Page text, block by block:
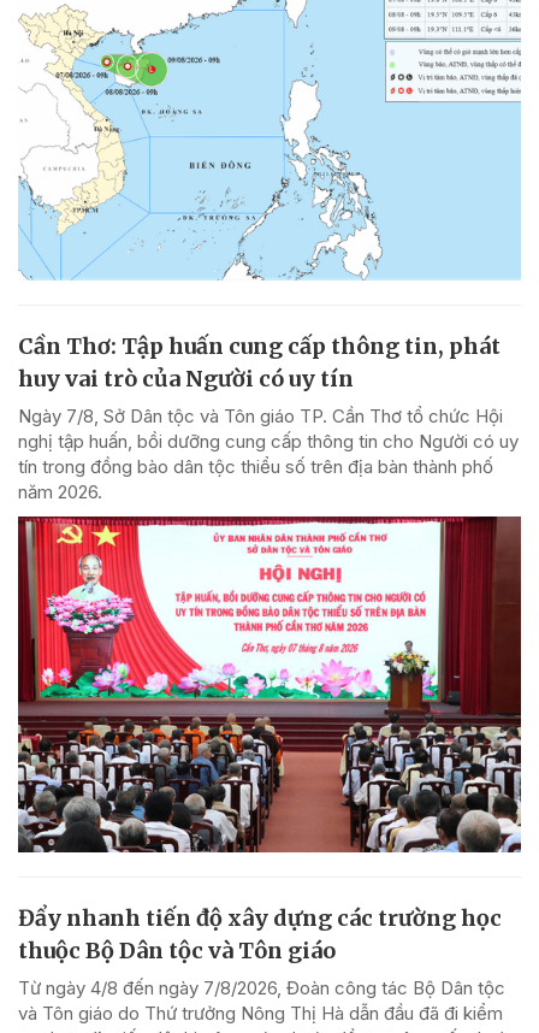
Cần Thơ: Tập huấn cung cấp thông tin, phát
huy vai trò của Người có uy tín
Ngày 7/8, Sở Dân tộc và Tôn giáo TP. Cần Thơ tổ chức Hội
nghị tập huấn, bồi dưỡng cung cấp thông tin cho Người có uy
tín trong đồng bào dân tộc thiểu số trên địa bàn thành phố
năm 2026.
Đẩy nhanh tiến độ xây dựng các trường học
thuộc Bộ Dân tộc và Tôn giáo
Từ ngày 4/8 đến ngày 7/8/2026, Đoàn công tác Bộ Dân tộc
và Tôn giáo do Thứ trưởng Nông Thị Hà dẫn đầu đã đi kiểm